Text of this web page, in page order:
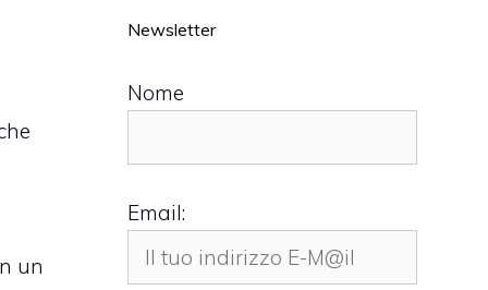
un
Newsletter
Nome
Email: